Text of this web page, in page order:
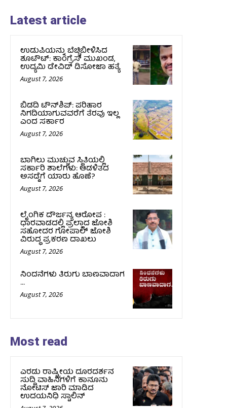
Latest article
ಉಡುಪಿಯನ್ನು ಬೆಚ್ಚಿಬೀಳಿಸಿದ
ಶೂಟೌಟ್‌: ಕಾಂಗ್ರೆಸ್‌ ಮುಖಂಡ,
ಉದ್ಯಮಿ ಡೇವಿಡ್ ಡಿಸೋಜಾ ಹತ್ಯೆ
August 7, 2026
ಬಿಡದಿ ಟೌನ್‌ಶಿಪ್‌: ಪರಿಹಾರ
ನಿಗದಿಯಾಗುವವರೆಗೆ ತೆರವು ಇಲ್ಲ
ಎಂದ ಸರ್ಕಾರ
August 7, 2026
ಬಾಗಿಲು ಮುಚ್ಚುವ ಸ್ಥಿತಿಯಲ್ಲಿ
ಸರ್ಕಾರಿ ಶಾಲೆಗಳು: ಆಡಳಿತದ
ಅಸಡ್ಡೆಗೆ ಯಾರು ಹೊಣೆ?
August 7, 2026
ಲೈಂಗಿಕ ದೌರ್ಜನ್ಯ ಆರೋಪ :
ಧಾರವಾಡದಲ್ಲಿ ಪ್ರಲ್ಹಾದ ಜೋಶಿ
ಸಹೋದರ ಗೋಪಾಲ್ ಜೋಶಿ
ವಿರುದ್ಧ ಪ್ರಕರಣ ದಾಖಲು
August 7, 2026
ನಿಂದನೆಗಳು ತಿರುಗು ಬಾಣವಾದಾಗ
…
August 7, 2026
Most read
ಎರಡು ರಾಷ್ಟ್ರೀಯ ದೂರದರ್ಶನ
ಸುದ್ದಿ ವಾಹಿನಿಗಳಿಗೆ ಕಾನೂನು
ನೋಟಿಸ್ ಜಾರಿ ಮಾಡಿದ
ಉದಯನಿಧಿ ಸ್ಟಾಲಿನ್